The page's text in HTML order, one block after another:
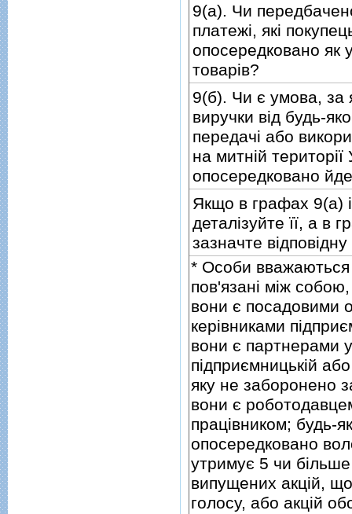
9(а). Чи
платежi, якi
опосередковано як
товарiв?
9(б). Чи є умова, за
виручки вiд будь-
передачi або
на митнiй територiї
опосередковано
Якщо в графах 9(а)
деталiзуйте її, а в
зазначте вiдповiдну
* Особи
пов'язанi мiж собою,
вони є посадовими
керiвниками
вони є партнерами
пiдприємницькiй
яку не заборонено
вони є
працiвником; будь-
опосередковано
утримує 5 чи бiльше
випущених акцiй,
голосу, або акцiй